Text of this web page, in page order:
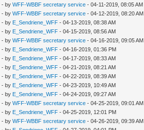
- byWFF-WBBF secretary service - 04-11-2019, 08:05 AM
- byWFF-WBBF secretary service - 04-12-2019, 08:20 AM
- by E_Sendriene_WFF - 04-13-2019, 08:38 AM
- by E_Sendriene_WFF - 04-15-2019, 08:56 AM
- byWFF-WBBF secretary service - 04-16-2019, 09:05 AM
- by E_Sendriene_WFF - 04-16-2019, 01:36 PM
- by E_Sendriene_WFF - 04-17-2019, 08:33 AM
- by E_Sendriene_WFF - 04-21-2019, 08:21 AM
- by E_Sendriene_WFF - 04-22-2019, 08:39 AM
- by E_Sendriene_WFF - 04-23-2019, 10:49 AM
- by E_Sendriene_WFF - 04-24-2019, 09:27 AM
- byWFF-WBBF secretary service - 04-25-2019, 09:01 AM
- by E_Sendriene_WFF - 04-25-2019, 12:01 PM
- byWFF-WBBF secretary service - 04-26-2019, 09:39 AM